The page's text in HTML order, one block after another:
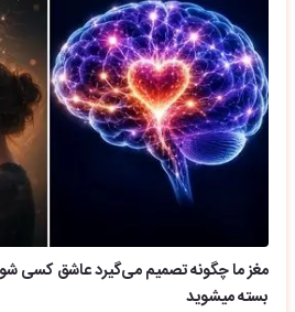
مغز ما چگونه تصمیم می‌گیرد عاشق کسی
بسته میشوید